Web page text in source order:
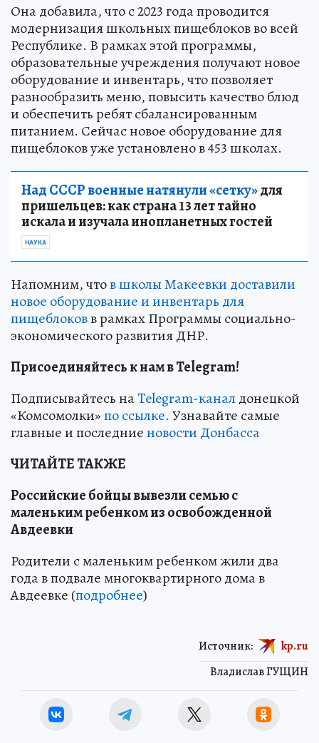
Она добавила, что с 2023 года проводится
модернизация школьных пищеблоков во всей
Республике. В рамках этой программы,
образовательные учреждения получают новое
оборудование и инвентарь, что позволяет
разнообразить меню, повысить качество блюд
и обеспечить ребят сбалансированным
питанием. Сейчас новое оборудование для
пищеблоков уже установлено в 453 школах.
Над СССР военные натянули «сетку»для
пришельцев: как страна 13 лет тайно
искала и изучала инопланетных гостей
НАУКА
Напомним, чтов школы Макеевки доставили
новое оборудование и инвентарь для
пищеблоковв рамках Программы социально-
экономического развития ДНР.
Присоединяйтесь к нам в Telegram!
Подписывайтесь наTelegram-канал донецкой
«Комсомолки»по ссылке. Узнавайте самые
главные и последниеновости Донбасса
ЧИТАЙТЕ ТАКЖЕ
Российские бойцы вывезли семью с
маленьким ребенком из освобожденной
Авдеевки
Родители с маленьким ребенком жили два
года в подвале многоквартирного дома в
Авдеевке (подробнее)
Владислав ГУЩИН
Источник: kp.ru